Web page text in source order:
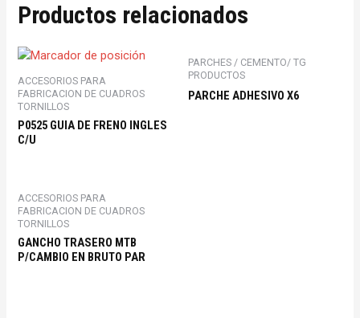
Productos relacionados
ACCESORIOS PARA
FABRICACION DE CUADROS
TORNILLOS
P0525 GUIA DE FRENO INGLES
C/U
PARCHES / CEMENTO/ TG
PRODUCTOS
PARCHE ADHESIVO X6
ACCESORIOS PARA
FABRICACION DE CUADROS
TORNILLOS
GANCHO TRASERO MTB
P/CAMBIO EN BRUTO PAR